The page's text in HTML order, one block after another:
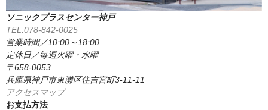
ソニックプラスセンター神戸
TEL.078-842-0025
営業時間／10:00～18:00
定休日／毎週火曜・水曜
〒658-0053
兵庫県神戸市東灘区住吉宮町3-11-11
アクセスマップ
お支払方法